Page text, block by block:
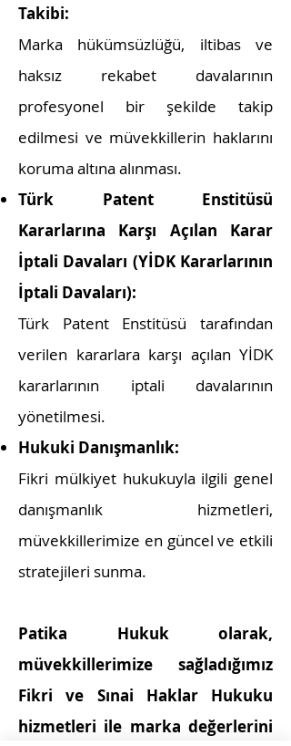
Takibi:
Marka hükümsüzlüğü, iltibas ve
haksız rekabet davalarının
profesyonel bir şekilde takip
edilmesi ve müvekkillerin haklarını
koruma altına alınması.
Türk Patent Enstitüsü
Kararlarına Karşı Açılan Karar
İptali Davaları (YİDK Kararlarının
İptali Davaları):
Türk Patent Enstitüsü tarafından
verilen kararlara karşı açılan YİDK
kararlarının iptali davalarının
yönetilmesi.
Hukuki Danışmanlık:
Fikri mülkiyet hukukuyla ilgili genel
danışmanlık hizmetleri,
müvekkillerimize en güncel ve etkili
stratejileri sunma.
Patika Hukuk olarak,
müvekkillerimize sağladığımız
Fikri ve Sınai Haklar Hukuku
hizmetleri ile marka değerlerini